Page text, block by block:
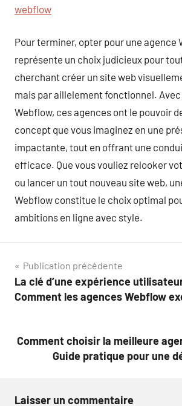
webflow
Pour terminer, opter pour une agence
représente un choix judicieux pour
cherchant créer un site web
mais par aillelement fonctionnel.
Webflow, ces agences ont le pouvoir
concept que vous imaginez en une
impactante, tout en offrant une
efficace. Que vous vouliez relooker
ou lancer un tout nouveau site web,
Webflow constitue le choix optimal
ambitions en ligne avec style.
Navigation
de
Publication précédente
La clé d’une expérience
Comment les agences Webflow
Comment choisir la meilleure
Guide pratique pour une
Laisser un commentaire